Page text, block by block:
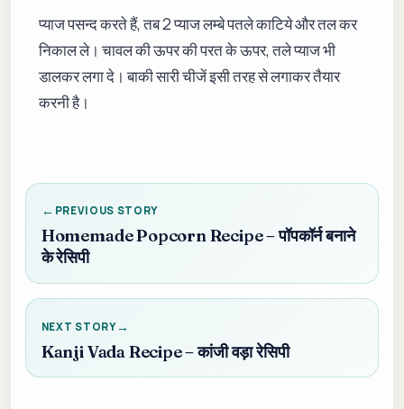
प्याज पसन्द करते हैं, तब 2 प्याज लम्बे पतले काटिये और तल कर
निकाल ले। चावल की ऊपर की परत के ऊपर, तले प्याज भी
डालकर लगा दे। बाकी सारी चीजें इसी तरह से लगाकर तैयार
करनी है।
PREVIOUS STORY
Homemade Popcorn Recipe – पॉपकॉर्न बनाने
के रेसिपी
NEXT STORY
Kanji Vada Recipe – कांजी वड़ा रेसिपी